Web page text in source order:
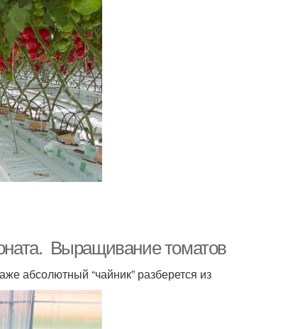
Выращивание томатов
абсолютный “чайник” разберется из